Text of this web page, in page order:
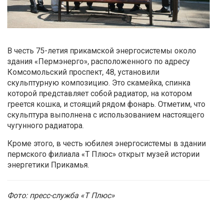
В честь 75-летия прикамской энергосистемы около
здания «Пермэнерго», расположенного по адресу
Комсомольский проспект, 48, установили
скульптурную композицию. Это скамейка, спинка
которой представляет собой радиатор, на котором
греется кошка, и стоящий рядом фонарь. Отметим, что
скульптура выполнена с использованием настоящего
чугунного радиатора.
Кроме этого, в честь юбилея энергосистемы в здании
пермского филиала «Т Плюс» открыт музей истории
энергетики Прикамья.
Фото: пресс-служба «Т Плюс»